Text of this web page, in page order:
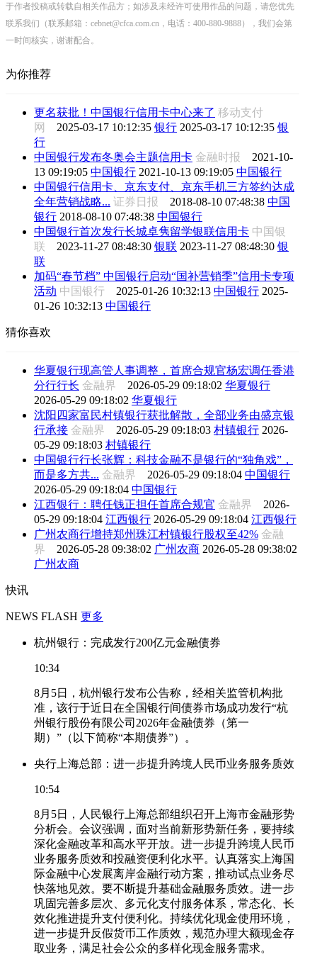
于作者投稿或转载自相关作品方；如涉及未经许可使用作品的问题，请您优先
联系我们（联系邮箱：cebnet@cfca.com.cn，电话：400-880-9888），我们会第
一时间核实，谢谢配合。
为你推荐
更名获批！中国银行信用卡中心来了 移动支付
网 2025-03-17 10:12:35 银行 2025-03-17 10:12:35 银
行
中国银行发布冬奥会主题信用卡 金融时报 2021-10-
13 09:19:05 中国银行 2021-10-13 09:19:05 中国银行
中国银行信用卡、京东支付、京东手机三方签约达成
全年营销战略... 证券日报 2018-08-10 07:48:38 中国
银行 2018-08-10 07:48:38 中国银行
中国银行首次发行长城卓隽留学银联信用卡 中国银
联 2023-11-27 08:48:30 银联 2023-11-27 08:48:30 银
联
加码“春节档” 中国银行启动“国补营销季”信用卡专项
活动 中国银行 2025-01-26 10:32:13 中国银行 2025-
01-26 10:32:13 中国银行
猜你喜欢
华夏银行现高管人事调整，首席合规官杨宏调任香港
分行行长 金融界 2026-05-29 09:18:02 华夏银行
2026-05-29 09:18:02 华夏银行
沈阳四家富民村镇银行获批解散，全部业务由盛京银
行承接 金融界 2026-05-29 09:18:03 村镇银行 2026-
05-29 09:18:03 村镇银行
中国银行行长张辉：科技金融不是银行的“独角戏”，
而是多方共... 金融界 2026-05-29 09:18:04 中国银行
2026-05-29 09:18:04 中国银行
江西银行：聘任钱正担任首席合规官 金融界 2026-
05-29 09:18:04 江西银行 2026-05-29 09:18:04 江西银行
广州农商行增持郑州珠江村镇银行股权至42% 金融
界 2026-05-28 09:38:02 广州农商 2026-05-28 09:38:02
广州农商
快讯
NEWS FLASH 更多
杭州银行：完成发行200亿元金融债券
10:34
8月5日，杭州银行发布公告称，经相关监管机构批
准，该行于近日在全国银行间债券市场成功发行“杭
州银行股份有限公司2026年金融债券（第一
期）”（以下简称“本期债券”）。
央行上海总部：进一步提升跨境人民币业务服务质效
10:54
8月5日，人民银行上海总部组织召开上海市金融形势
分析会。会议强调，面对当前新形势新任务，要持续
深化金融改革和高水平开放。进一步提升跨境人民币
业务服务质效和投融资便利化水平。认真落实上海国
际金融中心发展离岸金融行动方案，推动试点业务尽
快落地见效。要不断提升基础金融服务质效。进一步
巩固完善多层次、多元化支付服务体系，常态化、长
效化推进提升支付便利化。持续优化现金使用环境，
进一步提升反假货币工作质效，规范办理大额现金存
取业务，满足社会公众的多样化现金服务需求。